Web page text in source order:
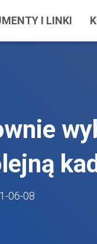
I LINKI
06-08